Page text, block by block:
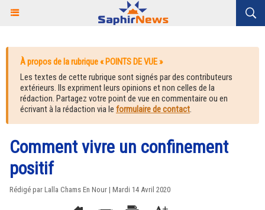
À propos de la rubrique « POINTS DE VUE »
Les textes de cette rubrique sont signés par des contributeurs
extérieurs. Ils expriment leurs opinions et non celles de la
rédaction. Partagez votre point de vue en commentaire ou en
écrivant à la rédaction via le formulaire de contact.
Comment vivre un confinement
positif
Rédigé par Lalla Chams En Nour | Mardi 14 Avril 2020